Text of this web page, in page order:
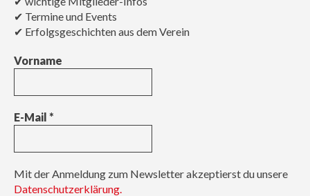
✔ Termine und Events
✔ Erfolgsgeschichten aus dem Verein
Vorname
E-Mail *
Mit der Anmeldung zum Newsletter akzeptierst du unsere
Datenschutzerklärung.